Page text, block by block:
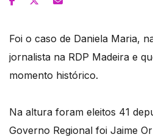
Foi o caso de Daniela Maria,
jornalista na RDP Madeira e
momento histórico.
Na altura foram eleitos 41
Governo Regional foi Jaime